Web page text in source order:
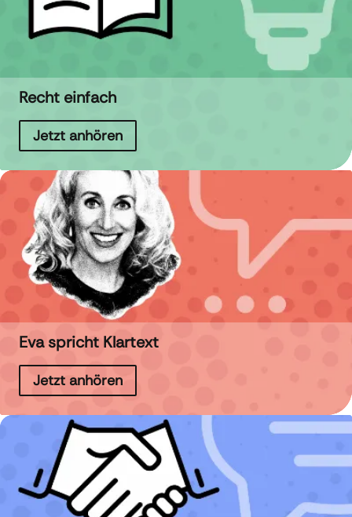
Recht einfach
Jetzt anhören
Eva spricht Klartext
Jetzt anhören